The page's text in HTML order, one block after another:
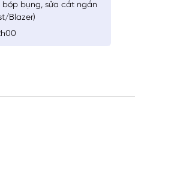
bụng, sửa cắt ngắn
Blazer)